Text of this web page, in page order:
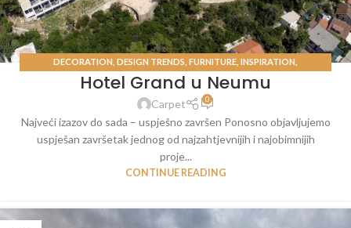
DECORATION DESIGN TRENDS FURNITURE INSPIRATION
UNCATEGORIZED
Hotel Grand u Neumu
Carpet 0
Najveći izazov do sada – uspješno završen Ponosno objavljujemo
uspješan završetak jednog od najzahtjevnijih i najobimnijih
proje...
CONTINUE READING